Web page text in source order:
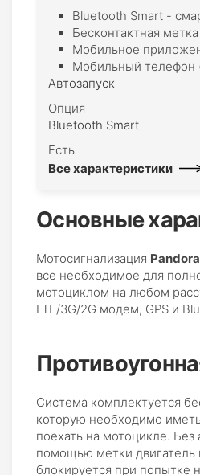
Bluetooth Smart -
Бесконтактная метка
Мобильное
Мобильный телефон
Автозапуск
Опция
Bluetooth Smart
Есть
Все характеристики
Основные
Мотосигнализация
все необходимое для
мотоциклом на любом
LTE/3G/2G модем, GPS и
Система комплектуется
которую необходимо
поехать на мотоцикле. Без
помощью метки двигатель
блокируется при попытке